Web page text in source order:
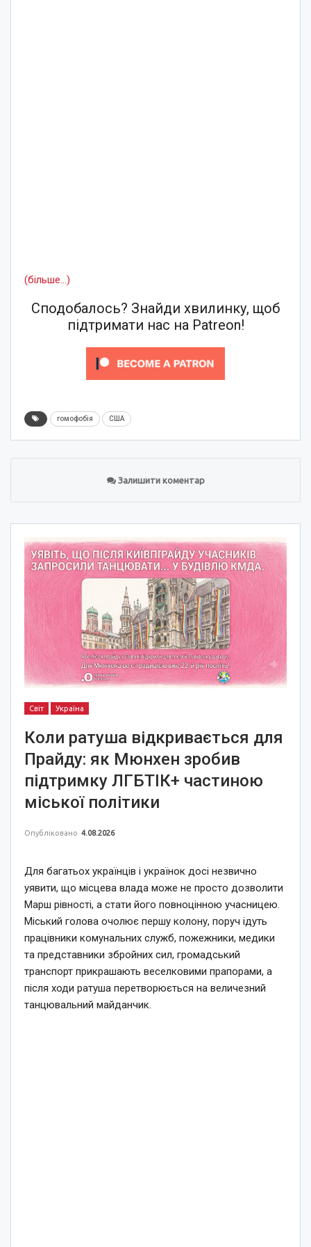
(більше…)
Сподобалось? Знайди хвилинку, щоб
підтримати нас на Patreon!
гомофобія США
Залишити коментар
Світ Україна
Коли ратуша відкривається для
Прайду: як Мюнхен зробив
підтримку ЛГБТІК+ частиною
міської політики
Опубліковано 4.08.2026
Для багатьох українців і українок досі незвично
уявити, що місцева влада може не просто дозволити
Марш рівності, а стати його повноцінною учасницею.
Міський голова очолює першу колону, поруч ідуть
працівники комунальних служб, пожежники, медики
та представники збройних сил, громадський
транспорт прикрашають веселковими прапорами, а
після ходи ратуша перетворюється на величезний
танцювальний майданчик.